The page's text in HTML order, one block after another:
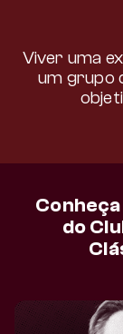
Viver uma
um grupo
do